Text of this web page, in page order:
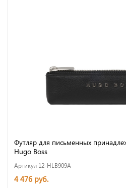
Футляр для письменных
Hugo Boss
Артикул 12-HLB909A
4 476 руб.